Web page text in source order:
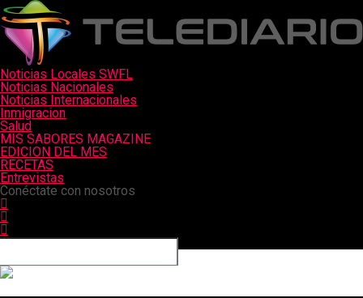
Noticias Locales SWFL
Noticias Nacionales
Noticias Internacionales
Inmigracion
Salud
MIS SABORES MAGAZINE
EDICION DEL MES
RECETAS
Entrevistas
Conéctate con nosotros